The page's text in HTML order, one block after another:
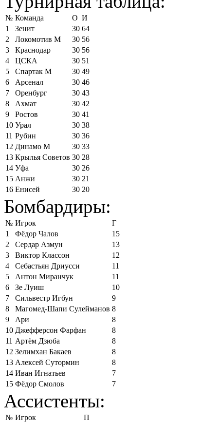
№ Команда О И
1
Зенит 30 64
2
Локомотив М 30 56
3
Краснодар 30 56
4
ЦСКА 30 51
5
Спартак М 30 49
6
Арсенал 30 46
7
Оренбург 30 43
8
Ахмат 30 42
9
Ростов 30 41
10 Урал 30 38
11 Рубин 30 36
12 Динамо М 30 33
13 Крылья Советов 30 28
14 Уфа 30 26
15 Анжи 30 21
16 Енисей 30 20
Бомбардиры:
№ Игрок
Г
1
Фёдор Чалов
15
2
Сердар Азмун
13
3
Виктор Классон
12
4
Себастьян Дриусси
11
5
Антон Миранчук
11
6
Зе Луиш
10
7
Сильвестр Игбун
9
8
Магомед-Шапи Сулейманов 8
9
Ари
8
10 Джефферсон Фарфан
8
11 Артём Дзюба
8
12 Зелимхан Бакаев
8
13 Алексей Сутормин
8
14 Иван Игнатьев
7
15 Фёдор Смолов 7
Ассистенты:
№ Игрок
П